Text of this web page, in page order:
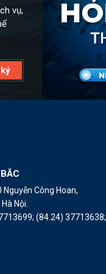
vụ,
Công Hoan,
Nội.
(84.24) 37713638;